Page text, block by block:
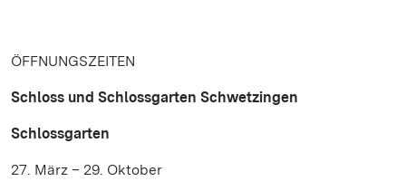
ÖFFNUNGSZEITEN
Schloss und Schlossgarten Schwetzingen
Schlossgarten
27. März – 29. Oktober